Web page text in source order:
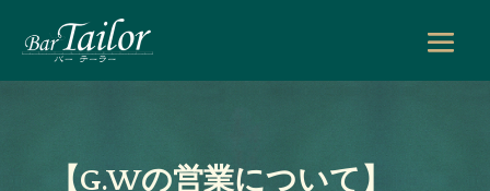
【G.Wの営業について】